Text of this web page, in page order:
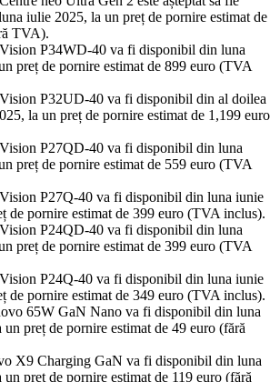
iulie 2025, la un preț de pornire estimat de
TVA).
P34WD-40 va fi disponibil din luna
preț de pornire estimat de 899 euro (TVA
P32UD-40 va fi disponibil din al doilea
la un preț de pornire estimat de 1,199 euro
P27QD-40 va fi disponibil din luna
preț de pornire estimat de 559 euro (TVA
P27Q-40 va fi disponibil din luna iunie
de pornire estimat de 399 euro (TVA inclus).
P24QD-40 va fi disponibil din luna
preț de pornire estimat de 399 euro (TVA
P24Q-40 va fi disponibil din luna iunie
de pornire estimat de 349 euro (TVA inclus).
65W GaN Nano va fi disponibil din luna
preț de pornire estimat de 49 euro (fără
X9 Charging GaN va fi disponibil din luna
preț de pornire estimat de 119 euro (fără